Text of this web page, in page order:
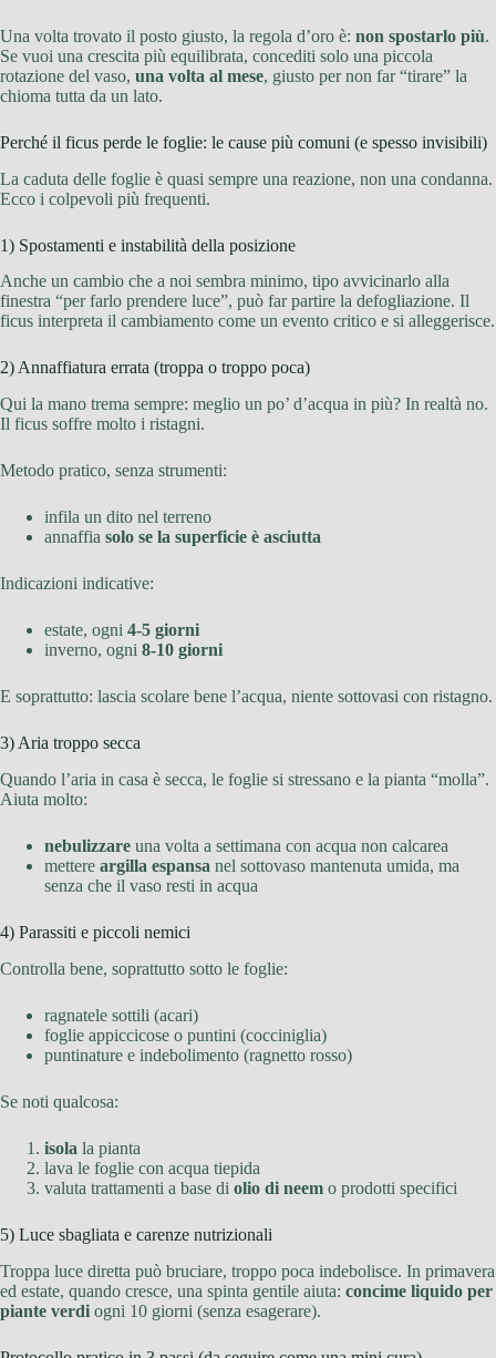
Una volta trovato il posto giusto, la regola d’oro è: non spostarlo più.
Se vuoi una crescita più equilibrata, concediti solo una piccola
rotazione del vaso, una volta al mese, giusto per non far “tirare” la
chioma tutta da un lato.
Perché il ficus perde le foglie: le cause più comuni (e spesso invisibili)
La caduta delle foglie è quasi sempre una reazione, non una condanna.
Ecco i colpevoli più frequenti.
1) Spostamenti e instabilità della posizione
Anche un cambio che a noi sembra minimo, tipo avvicinarlo alla
finestra “per farlo prendere luce”, può far partire la defogliazione. Il
ficus interpreta il cambiamento come un evento critico e si alleggerisce.
2) Annaffiatura errata (troppa o troppo poca)
Qui la mano trema sempre: meglio un po’ d’acqua in più? In realtà no.
Il ficus soffre molto i ristagni.
Metodo pratico, senza strumenti:
infila un dito nel terreno
annaffia solo se la superficie è asciutta
Indicazioni indicative:
estate, ogni 4-5 giorni
inverno, ogni 8-10 giorni
E soprattutto: lascia scolare bene l’acqua, niente sottovasi con ristagno.
3) Aria troppo secca
Quando l’aria in casa è secca, le foglie si stressano e la pianta “molla”.
Aiuta molto:
nebulizzare una volta a settimana con acqua non calcarea
mettere argilla espansa nel sottovaso mantenuta umida, ma
senza che il vaso resti in acqua
4) Parassiti e piccoli nemici
Controlla bene, soprattutto sotto le foglie:
ragnatele sottili (acari)
foglie appiccicose o puntini (cocciniglia)
puntinature e indebolimento (ragnetto rosso)
Se noti qualcosa:
isola la pianta
lava le foglie con acqua tiepida
valuta trattamenti a base di olio di neem o prodotti specifici
5) Luce sbagliata e carenze nutrizionali
Troppa luce diretta può bruciare, troppo poca indebolisce. In primavera
ed estate, quando cresce, una spinta gentile aiuta: concime liquido per
piante verdi ogni 10 giorni (senza esagerare).